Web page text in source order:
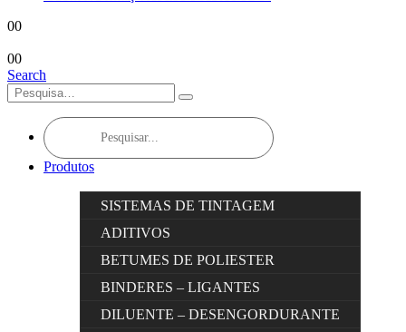
00
00
Search
Products
search
Produtos
SISTEMAS DE TINTAGEM
ADITIVOS
BETUMES DE POLIESTER
BINDERES – LIGANTES
DILUENTE – DESENGORDURANTE